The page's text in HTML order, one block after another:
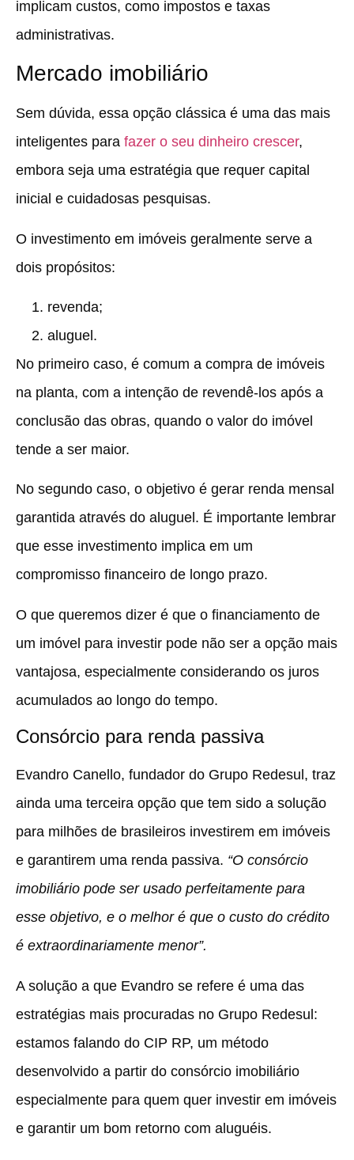
implicam custos, como impostos e taxas
administrativas.
Mercado imobiliário
Sem dúvida, essa opção clássica é uma das mais
inteligentes para fazer o seu dinheiro crescer,
embora seja uma estratégia que requer capital
inicial e cuidadosas pesquisas.
O investimento em imóveis geralmente serve a
dois propósitos:
revenda;
aluguel.
No primeiro caso, é comum a compra de imóveis
na planta, com a intenção de revendê-los após a
conclusão das obras, quando o valor do imóvel
tende a ser maior.
No segundo caso, o objetivo é gerar renda mensal
garantida através do aluguel. É importante lembrar
que esse investimento implica em um
compromisso financeiro de longo prazo.
O que queremos dizer é que o financiamento de
um imóvel para investir pode não ser a opção mais
vantajosa, especialmente considerando os juros
acumulados ao longo do tempo.
Consórcio para renda passiva
Evandro Canello, fundador do Grupo Redesul, traz
ainda uma terceira opção que tem sido a solução
para milhões de brasileiros investirem em imóveis
e garantirem uma renda passiva. “O consórcio
imobiliário pode ser usado perfeitamente para
esse objetivo, e o melhor é que o custo do crédito
é extraordinariamente menor”.
A solução a que Evandro se refere é uma das
estratégias mais procuradas no Grupo Redesul:
estamos falando do CIP RP, um método
desenvolvido a partir do consórcio imobiliário
especialmente para quem quer investir em imóveis
e garantir um bom retorno com aluguéis.